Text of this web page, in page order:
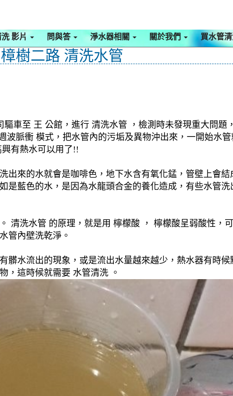
影片 問與答 淨水器相關 關於我們 買水管
樹二路 清洗水管
車至 王 公館，進行 清洗水管 ，檢測時未發現重大問
波脈衝 模式，把水管內的污垢及異物沖出來，一開始水
有熱水可以用了!!
出來的水就會是咖啡色，地下水含有氧化錳，管壁上會
是藍色的水，是因為水龍頭合金的養化造成，有些水管
清洗水管 的原理，就是用 檸檬酸 ， 檸檬酸呈弱酸性，
管內壁洗乾淨。
髒水流出的現象，或是流出水量越來越少，熱水器有時
，這時候就需要 水管清洗 。